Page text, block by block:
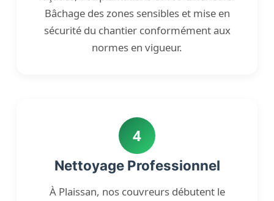
Bâchage des zones sensibles et mise en
sécurité du chantier conformément aux
normes en vigueur.
4
Nettoyage Professionnel
À Plaissan, nos couvreurs débutent le